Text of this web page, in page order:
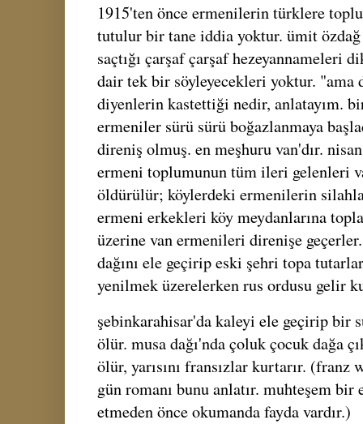
1915'ten önce ermenilerin türklere toplu
tutulur bir tane iddia yoktur. ümit
saçtığı çarşaf çarşaf hezeyannameleri
dair tek bir söyleyecekleri yoktur.
diyenlerin kastettiği nedir, anlatayım.
ermeniler sürü sürü boğazlanmaya
direniş olmuş. en meşhuru van'dır.
ermeni toplumunun tüm ileri gelenleri
öldürülür; köylerdeki ermenilerin
ermeni erkekleri köy meydanlarına
üzerine van ermenileri direnişe
dağını ele geçirip eski şehri topa
yenilmek üzerelerken rus ordusu gelir
şebinkarahisar'da kaleyi ele geçirip bir
ölür. musa dağı'nda çoluk çocuk dağa
ölür, yarısını fransızlar kurtarır. (franz
gün romanı bunu anlatır. muhteşem
etmeden önce okumanda fayda vardır.)